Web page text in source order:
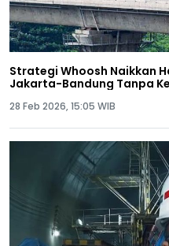
Strategi Whoosh Naikkan
Jakarta-Bandung Tanpa
28 Feb 2026, 15:05 WIB